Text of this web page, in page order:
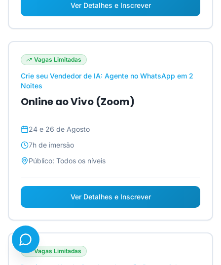
Ver Detalhes e Inscrever
Vagas Limitadas
Crie seu Vendedor de IA: Agente no WhatsApp em 2
Noites
Online ao Vivo (Zoom)
24 e 26 de Agosto
7h de imersão
Público: Todos os níveis
Ver Detalhes e Inscrever
Vagas Limitadas